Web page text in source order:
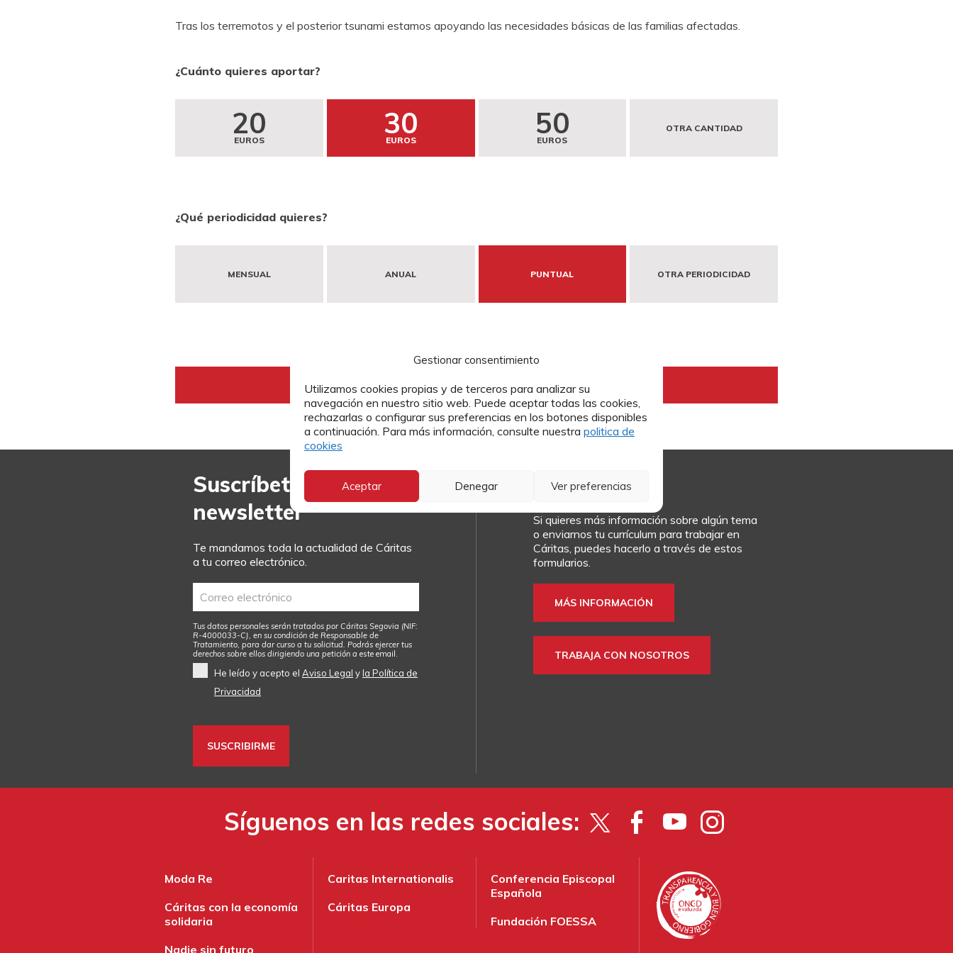
Gestionar consentimiento
Utilizamos cookies propias y de terceros para analizar su
navegación en nuestro sitio web. Puede aceptar todas las cookies,
rechazarlas o configurar sus preferencias en los botones disponibles
a continuación. Para más información, consulte nuestra politica de
cookies
Aceptar Denegar Ver preferencias
Tras los terremotos y el posterior tsunami estamos apoyando las necesidades básicas de las familias afectadas.
¿Cuánto quieres aportar?
20
EUROS 30
EUROS 50
EUROS
OTRA CANTIDAD
¿Qué periodicidad quieres?
MENSUAL ANUAL PUNTUAL OTRA PERIODICIDAD
Suscríbete a nuestra
newsletter
Te mandamos toda la actualidad de Cáritas
a tu correo electrónico.
Tus datos personales serán tratados por Cáritas Segovia (NIF:
R-4000033-C), en su condición de Responsable de
Tratamiento, para dar curso a tu solicitud. Podrás ejercer tus
derechos sobre ellos dirigiendo una petición a este email
He leído y acepto el Aviso Legal yla Política de
Privacidad
Contacto
Si quieres más información sobre algún tema
o enviarnos tu currículum para trabajar en
Cáritas, puedes hacerlo a través de estos
formularios.
MÁS INFORMACIÓN
TRABAJA CON NOSOTROS
Síguenos en las redes sociales:
Moda Re
Cáritas con la economía
solidaria
Nadie sin futuro
Caritas Internationalis
Cáritas Europa
Conferencia Episcopal
Española
Fundación FOESSA